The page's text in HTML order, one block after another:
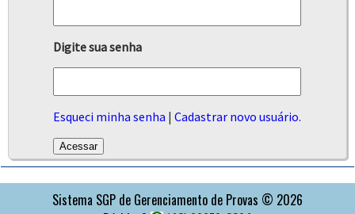
Digite sua senha
Esqueci minha senha |Cadastrar novo usuário.
Sistema SGP de Gerenciamento de Provas © 2026